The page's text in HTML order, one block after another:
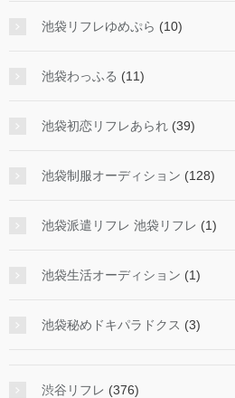
池袋リフレゆめぷら (10)
池袋わっふる (11)
池袋初恋リフレあられ (39)
池袋制服オーディション (128)
池袋派遣リフレ 池袋リフレ (1)
池袋生活オーディション (1)
池袋秘めドキパラドクス (3)
渋谷リフレ (376)